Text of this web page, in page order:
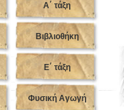
Α΄ τάξη
Βιβλιοθήκη
Ε΄ τάξη
Φυσική Αγωγή